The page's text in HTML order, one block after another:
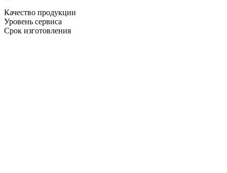
Качество продукции
Уровень сервиса
Срок изготовления